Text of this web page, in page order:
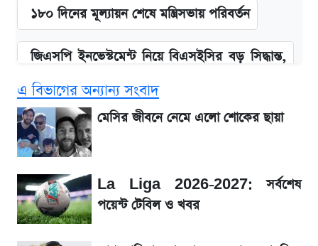
১৮০ দিনের মূল্যায়ন শেষে মন্ত্রিসভায় পরিবর্তন
জিএসপি ইনভেস্টমেন্ট নিয়ে বিএসইসির বড় সিদ্ধান্ত,
উত্থান-পতনের দোলাচলে শেয়ারবাজার, লেনদেনের
শীর্ষে যে ১০ কোম্পানি
আগে দেখে নিন, আজকের সোনার নতুন দাম
SSC Result প্রকাশ ১০টায়, নতুন এসএমএস
নম্বরসহ জানুন যেভাবে
এ বিভাগের অন্যান্য সংবাদ
মেসির জীবনে নেমে এলো শোকের ছায়া
La Liga 2026-2027: সর্বশেষ
পয়েন্ট টেবিল ও খবর